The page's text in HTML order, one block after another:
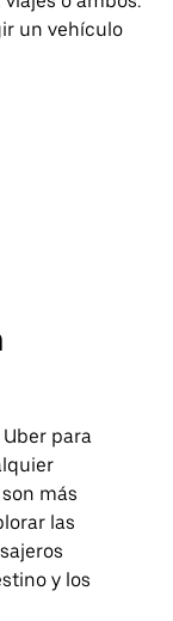
un vehículo
para
más
las
y los